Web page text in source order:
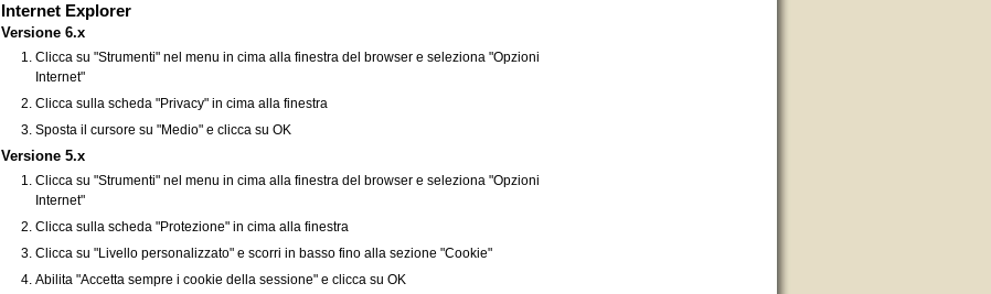
Internet Explorer
Versione 6.x
Clicca su "Strumenti" nel menu in cima alla finestra del browser e seleziona "Opzioni
Internet"
Clicca sulla scheda "Privacy" in cima alla finestra
Sposta il cursore su "Medio" e clicca su OK
Versione 5.x
Clicca su "Strumenti" nel menu in cima alla finestra del browser e seleziona "Opzioni
Internet"
Clicca sulla scheda "Protezione" in cima alla finestra
Clicca su "Livello personalizzato" e scorri in basso fino alla sezione "Cookie"
Abilita "Accetta sempre i cookie della sessione" e clicca su OK